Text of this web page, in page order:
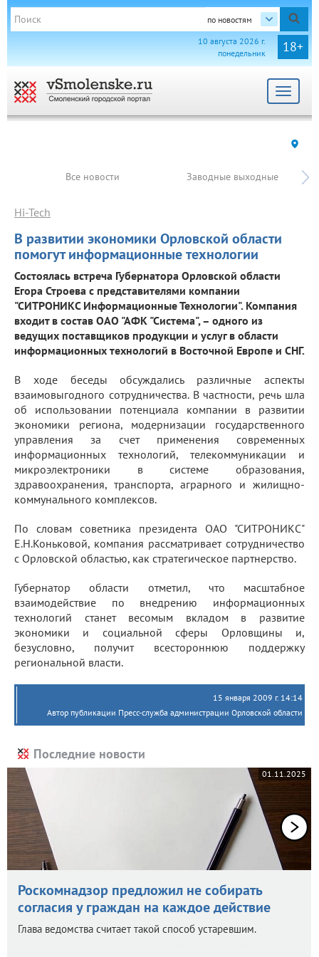
по новостям
18+
10 августа 2026 г.
понедельник
Toggle
Все новости Заводные выходные
В развитии экономики Орловской области
помогут информационные технологии
Hi-Tech
Состоялась встреча Губернатора Орловской области
Егора Строева с представителями компании
"СИТРОНИКС Информационные Технологии". Компания
входит в состав ОАО "АФК "Система", – одного из
ведущих поставщиков продукции и услуг в области
информационных технологий в Восточной Европе и СНГ.
В ходе беседы обсуждались различные аспекты
взаимовыгодного сотрудничества. В частности, речь шла
об использовании потенциала компании в развитии
экономики региона, модернизации государственного
управления за счет применения современных
информационных технологий, телекоммуникации и
микроэлектроники в системе образования,
здравоохранения, транспорта, аграрного и жилищно-
коммунального комплексов.
По словам советника президента ОАО "СИТРОНИКС"
Е.Н.Коньковой, компания рассматривает сотрудничество
с Орловской областью, как стратегическое партнерство.
Губернатор области отметил, что масштабное
взаимодействие по внедрению информационных
технологий станет весомым вкладом в развитие
экономики и социальной сферы Орловщины и,
безусловно, получит всестороннюю поддержку
региональной власти.
15 января 2009 г. 14:14
Автор публикации Пресс-служба администрации Орловской области
Последние новости
01.11.2025
Роскомнадзор предложил не собирать
согласия у граждан на каждое действие
Глава ведомства считает такой способ устаревшим.